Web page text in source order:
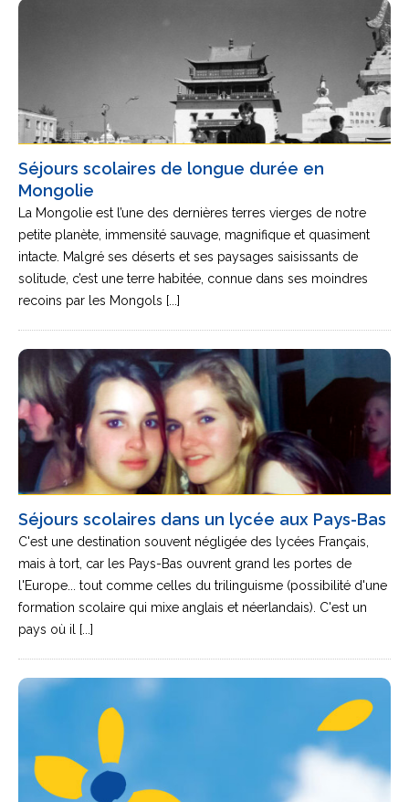
Séjours scolaires de longue durée en
Mongolie
La Mongolie est l’une des dernières terres vierges de notre
petite planète, immensité sauvage, magnifique et quasiment
intacte. Malgré ses déserts et ses paysages saisissants de
solitude, c’est une terre habitée, connue dans ses moindres
recoins par les Mongols [...]
Séjours scolaires dans un lycée aux Pays-Bas
C'est une destination souvent négligée des lycées Français,
mais à tort, car les Pays-Bas ouvrent grand les portes de
l'Europe... tout comme celles du trilinguisme (possibilité d'une
formation scolaire qui mixe anglais et néerlandais). C'est un
pays où il [...]